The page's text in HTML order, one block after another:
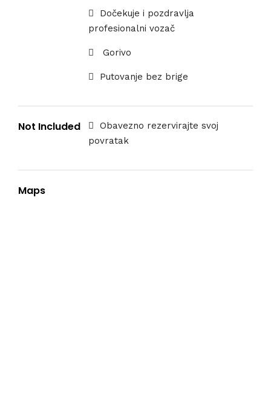
Dočekuje i pozdravlja
profesionalni vozač
Gorivo
Putovanje bez brige
Not Included
Obavezno rezervirajte svoj
povratak
Maps